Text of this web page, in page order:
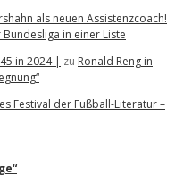
als neuen Assistenzcoach!
in einer Liste
in 2024 | zu Ronald Reng in
Festival der Fußball-Literatur –